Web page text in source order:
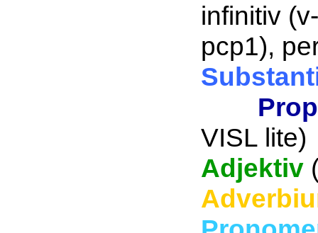
infinitiv
pcp1),
VISL lite)
Adjektiv